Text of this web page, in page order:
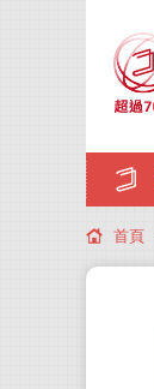
首頁